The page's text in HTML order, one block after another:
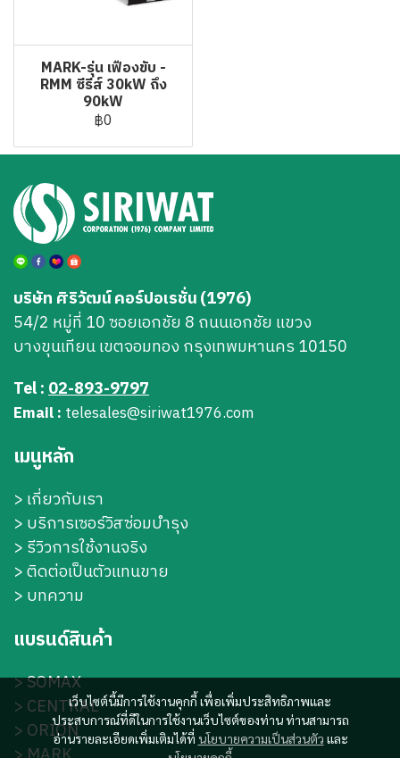
MARK-รุ่น เฟืองขับ -
RMM ซีรีส์ 30kW ถึง
90kW
฿0
เว็บไซต์นี้มีการใช้งานคุกกี้ เพื่อเพิ่มประสิทธิภาพและ
ประสบการณ์ที่ดีในการใช้งานเว็บไซต์ของท่าน ท่านสามารถ
อ่านรายละเอียดเพิ่มเติมได้ที่ นโยบายความเป็นส่วนตัว และ
บริษัท ศิริวัฒน์ คอร์ปอเรชั่น (1976)
54/2 หมู่ที่ 10 ซอยเอกชัย 8 ถนนเอกชัย แขวง
บางขุนเทียน เขตจอมทอง กรุงเทพมหานคร 10150
Tel :02-893-9797
Email : telesales@siriwat1976.com
เมนูหลัก
> เกี่ยวกับเรา
> บริการเซอร์วิสซ่อมบำรุง
> รีวิวการใช้งานจริง
> ติดต่อเป็นตัวแทนขาย
> บทความ
แบรนด์สินค้า
>SOMAX
> CENTRAL
> ORION